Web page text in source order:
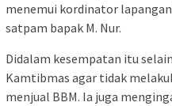
menemui kordinator
satpam bapak M. Nur.
Didalam kesempatan itu
Kamtibmas agar tidak
menjual BBM. Ia juga